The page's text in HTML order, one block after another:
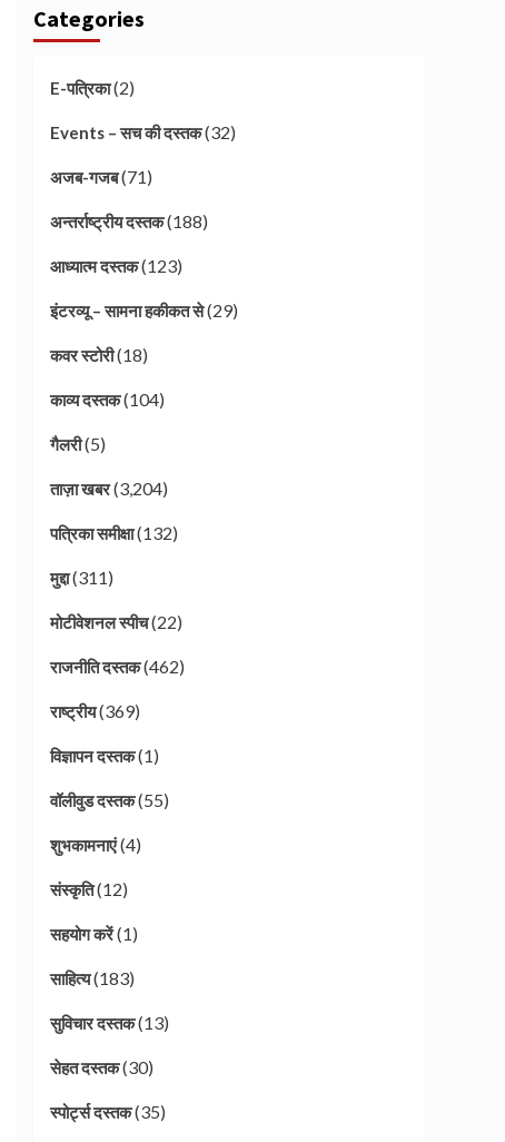
Categories
E-पत्रिका(2)
Events – सच की दस्तक(32)
अजब-गजब(71)
अन्तर्राष्ट्रीय दस्तक(188)
आध्यात्म दस्तक(123)
इंटरव्यू – सामना हकीकत से(29)
कवर स्टोरी(18)
काव्य दस्तक(104)
गैलरी(5)
ताज़ा खबर(3,204)
पत्रिका समीक्षा(132)
मुद्दा(311)
मोटीवेशनल स्पीच(22)
राजनीति दस्तक(462)
राष्ट्रीय(369)
विज्ञापन दस्तक(1)
वॉलीवुड दस्तक(55)
शुभकामनाएं(4)
संस्कृति(12)
सहयोग करें(1)
साहित्य(183)
सुविचार दस्तक(13)
सेहत दस्तक(30)
स्पोर्ट्स दस्तक(35)